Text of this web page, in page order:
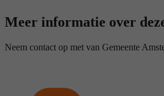
Meer informatie over
Neem contact op met van Gemeente